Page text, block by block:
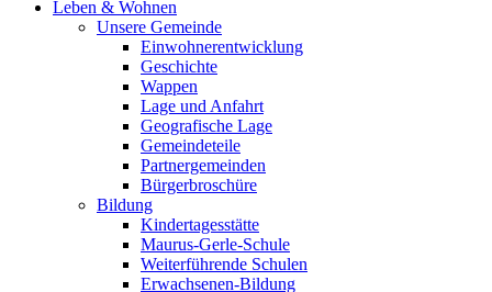
Leben & Wohnen
Unsere Gemeinde
Einwohnerentwicklung
Geschichte
Wappen
Lage und Anfahrt
Geografische Lage
Gemeindeteile
Partnergemeinden
Bürgerbroschüre
Bildung
Kindertagesstätte
Maurus-Gerle-Schule
Weiterführende Schulen
Erwachsenen-Bildung